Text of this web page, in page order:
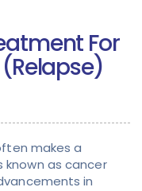
For
makes a
as cancer
in